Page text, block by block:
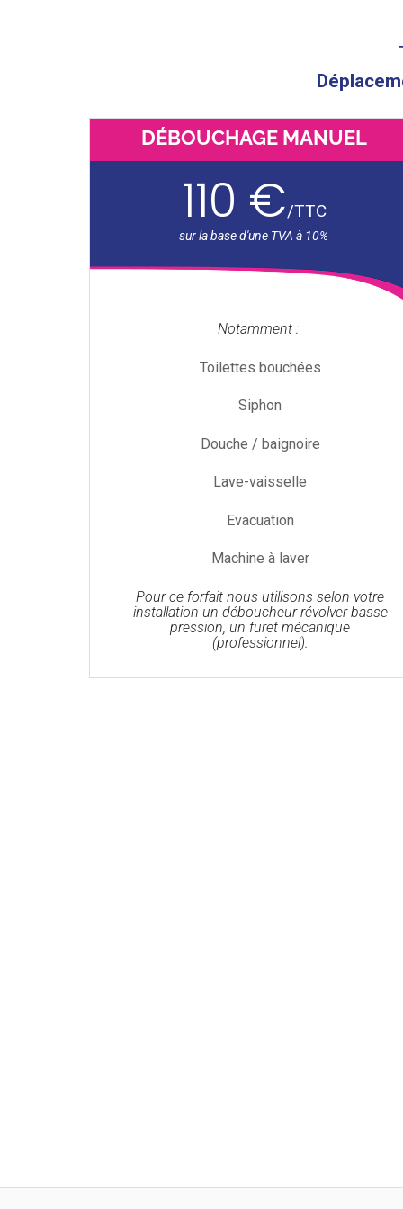
DÉBOUCHAGE MANUEL
110 €/TTC
Notamment :
Toilettes bouchées
Siphon
Douche / baignoire
Lave-vaisselle
Evacuation
Machine à laver
Pour ce forfait nous utilisons selon votre
installation un déboucheur révolver basse
pression, un furet mécanique
(professionnel).